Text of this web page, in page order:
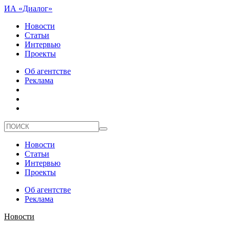
ИА «Диалог»
Новости
Статьи
Интервью
Проекты
Об агентстве
Реклама
Новости
Статьи
Интервью
Проекты
Об агентстве
Реклама
Новости